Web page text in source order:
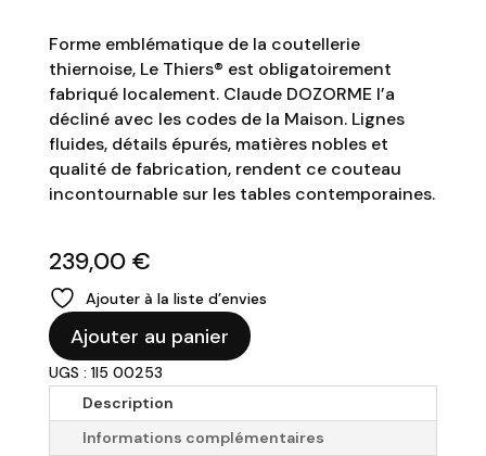
Forme emblématique de la coutellerie
thiernoise, Le Thiers® est obligatoirement
fabriqué localement. Claude DOZORME l’a
décliné avec les codes de la Maison. Lignes
fluides, détails épurés, matières nobles et
qualité de fabrication, rendent ce couteau
incontournable sur les tables contemporaines.
239,00 €
Ajouter à la liste d’envies
quantité
de
Coffret
Couteaux"
Ajouter au panier
UGS : 1I5 00253
Description
Informations complémentaires